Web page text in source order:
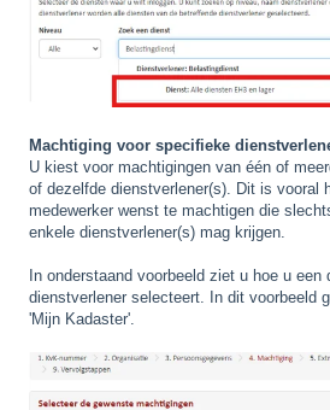
Machtiging voor specifieke
U kiest voor machtigingen van één of
of dezelfde dienstverlener(s). Dit is vooral
medewerker wenst te machtigen die
enkele dienstverlener(s) mag krijgen.
In onderstaand voorbeeld ziet u hoe u een
dienstverlener selecteert. In dit voorbeeld
'Mijn Kadaster'.